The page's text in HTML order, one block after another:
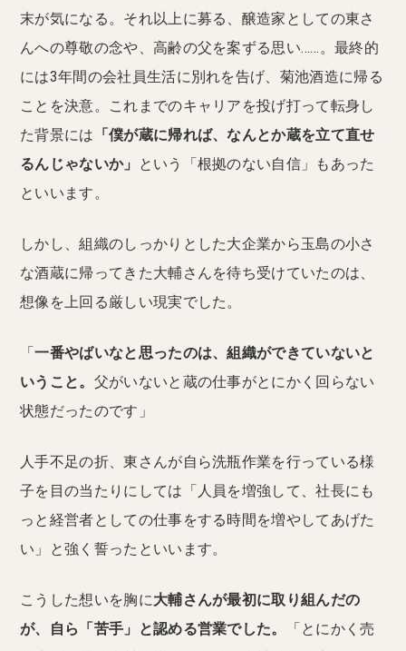
末が気になる。それ以上に募る、醸造家としての東さ
んへの尊敬の念や、高齢の父を案ずる思い……。最終的
には3年間の会社員生活に別れを告げ、菊池酒造に帰る
ことを決意。これまでのキャリアを投げ打って転身し
た背景には 「僕が蔵に帰れば、なんとか蔵を立て直せ
るんじゃないか」
という「根拠のない自信」もあった
といいます。
しかし、組織のしっかりとした大企業から玉島の小さ
な酒蔵に帰ってきた大輔さんを待ち受けていたのは、
想像を上回る厳しい現実でした。
「一番やばいなと思ったのは、組織ができていないと
いうこと。 父がいないと蔵の仕事がとにかく回らない
状態だったのです」
人手不足の折、東さんが自ら洗瓶作業を行っている様
子を目の当たりにしては「人員を増強して、社長にも
っと経営者としての仕事をする時間を増やしてあげた
い」と強く誓ったといいます。
こうした想いを胸に大輔さんが最初に取り組んだの
が、自ら「苦手」と認める営業でした。
「とにかく売